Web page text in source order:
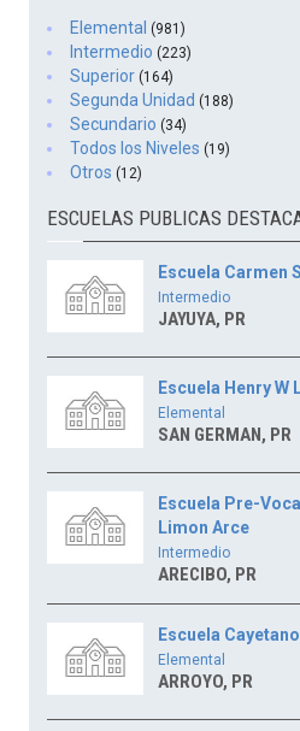
Elemental (981)
Intermedio (223)
Superior (164)
Segunda Unidad (188)
Secundario (34)
Todos los Niveles (19)
Otros (12)
ESCUELAS PUBLICAS
Escuela Carmen
Intermedio
JAYUYA, PR
Escuela Henry W
Elemental
SAN GERMAN, PR
Escuela Pre-
Limon Arce
Intermedio
ARECIBO, PR
Escuela
Elemental
ARROYO, PR